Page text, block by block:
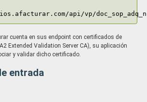
api/vp/
cuenta en sus endpoint con certificados de
Extended Validation Server CA), su aplicación
y validar dicho certificado.
entrada